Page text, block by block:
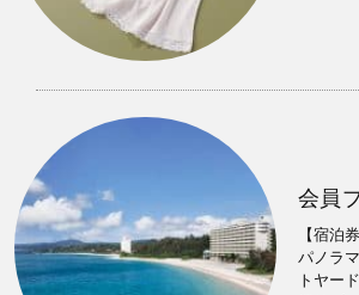
会員
【宿泊
パノラ
トヤー